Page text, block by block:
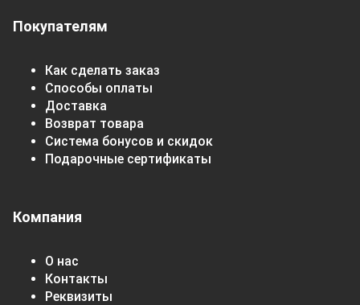
Покупателям
Как сделать заказ
Способы оплаты
Доставка
Возврат товара
Система бонусов и скидок
Подарочные сертификаты
Компания
О нас
Контакты
Реквизиты